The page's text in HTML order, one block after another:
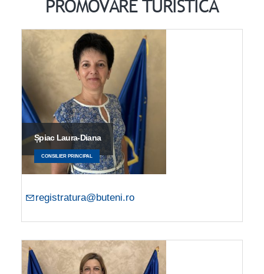
PROMOVARE TURISTICĂ
Șpiac Laura-Diana
CONSILIER PRINCIPAL
registratura@buteni.ro